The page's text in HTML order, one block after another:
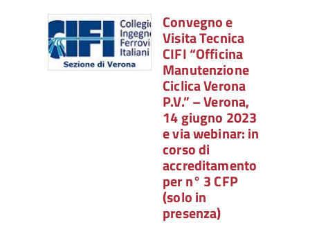
Convegno e
Visita Tecnica
CIFI “Officina
Manutenzione
Ciclica Verona
P.V.” – Verona,
14 giugno 2023
e via webinar: in
corso di
accreditamento
per n° 3 CFP
(solo in
presenza)